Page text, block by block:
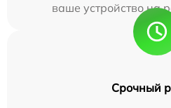
ваше устройство на
Срочный